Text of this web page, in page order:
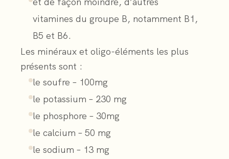
vitamines du groupe B, notamment B1,
B5 et B6.
Les minéraux et oligo-éléments les plus
présents sont :
le soufre – 100mg
le potassium – 230 mg
le phosphore – 30mg
le calcium – 50 mg
le sodium – 13 mg